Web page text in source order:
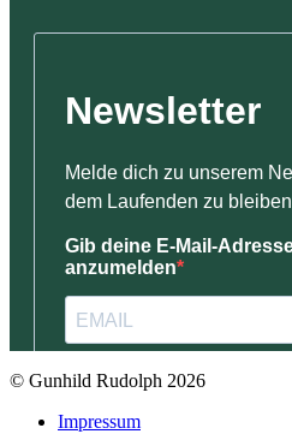
© Gunhild Rudolph 2026
Impressum